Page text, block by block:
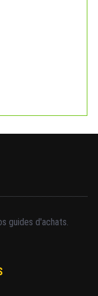
guides d'achats.